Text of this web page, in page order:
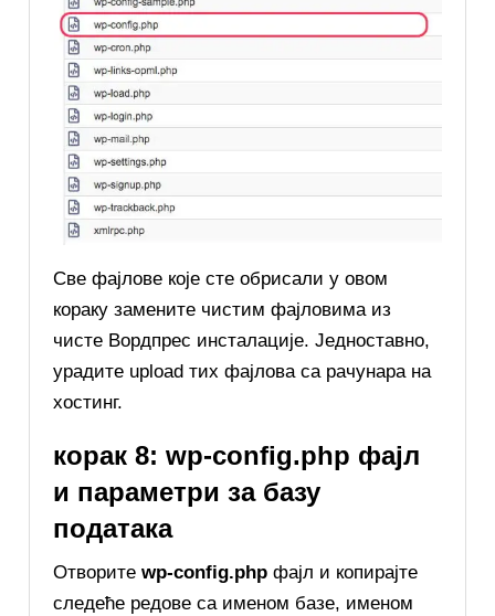
Све фајлове које сте обрисали у овом
кораку замените чистим фајловима из
чисте Вордпрес инсталације. Једноставно,
урадите upload тих фајлова са рачунара на
хостинг.
корак 8: wp-config.php фајл
и параметри за базу
података
Отворитеwp-config.php фајл и копирајте
следеће редове са именом базе, именом